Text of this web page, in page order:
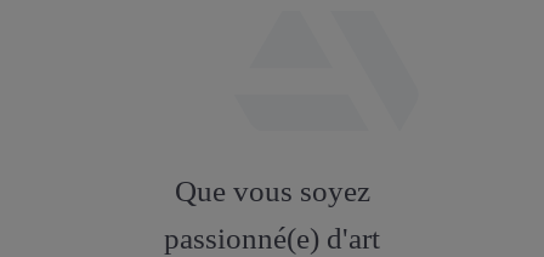
artstation
Que vous soyez
passionné(e) d'art